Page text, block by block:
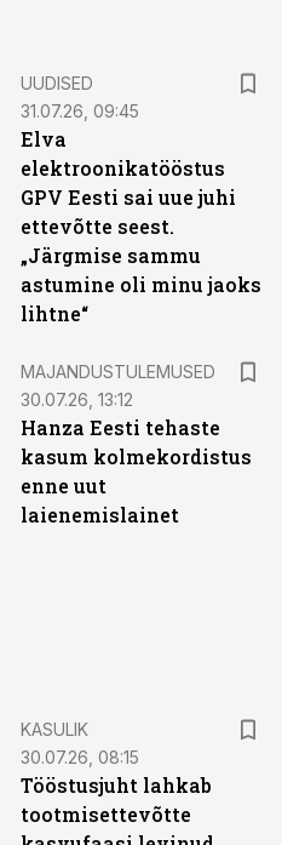
UUDISED
31.07.26, 09:45
Elva
elektroonikatööstus
GPV Eesti sai uue juhi
ettevõtte seest.
„Järgmise sammu
astumine oli minu jaoks
lihtne“
MAJANDUSTULEMUSED
30.07.26, 13:12
Hanza Eesti tehaste
kasum kolmekordistus
enne uut
laienemislainet
KASULIK
30.07.26, 08:15
Tööstusjuht lahkab
tootmisettevõtte